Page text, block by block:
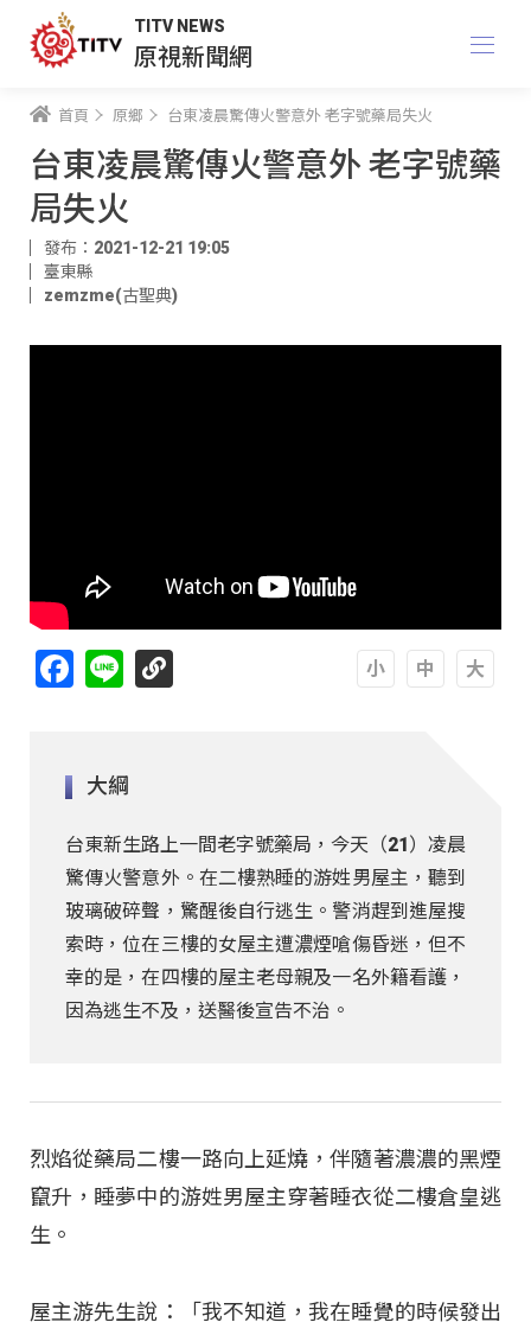
TITV NEWS
原視新聞網
首頁 原鄉 台東凌晨驚傳火警意外 老字號藥局失火
台東凌晨驚傳火警意外 老字號藥
局失火
發布：2021-12-21 19:05
臺東縣
zemzme(古聖典)
Facebook
Line
大綱
台東新生路上一間老字號藥局，今天（21）凌晨
驚傳火警意外。在二樓熟睡的游姓男屋主，聽到
玻璃破碎聲，驚醒後自行逃生。警消趕到進屋搜
索時，位在三樓的女屋主遭濃煙嗆傷昏迷，但不
幸的是，在四樓的屋主老母親及一名外籍看護，
因為逃生不及，送醫後宣告不治。
烈焰從藥局二樓一路向上延燒，伴隨著濃濃的黑煙
竄升，睡夢中的游姓男屋主穿著睡衣從二樓倉皇逃
生。
屋主游先生說：「我不知道，我在睡覺的時候發出